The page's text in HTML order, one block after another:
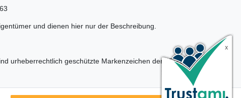
und dienen hier nur der Beschreibung.
urheberrechtlich geschützte Markenzeichen der LEGO